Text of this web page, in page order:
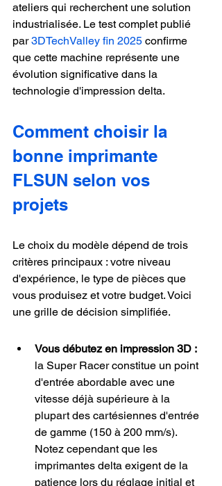
ateliers qui recherchent une solution
industrialisée. Le test complet publié
par 3DTechValley fin 2025 confirme
que cette machine représente une
évolution significative dans la
technologie d'impression delta.
Comment choisir la
bonne imprimante
FLSUN selon vos
projets
Le choix du modèle dépend de trois
critères principaux : votre niveau
d'expérience, le type de pièces que
vous produisez et votre budget. Voici
une grille de décision simplifiée.
Vous débutez en impression 3D :
la Super Racer constitue un point
d'entrée abordable avec une
vitesse déjà supérieure à la
plupart des cartésiennes d'entrée
de gamme (150 à 200 mm/s).
Notez cependant que les
imprimantes delta exigent de la
patience lors du réglage initial et